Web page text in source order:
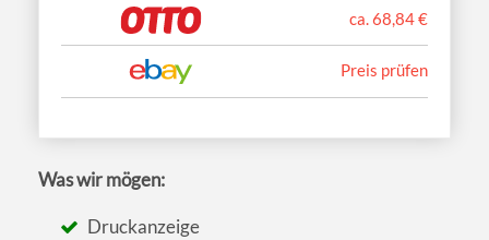
ca. 68,84 €
Preis prüfen
Was wir mögen:
Druckanzeige